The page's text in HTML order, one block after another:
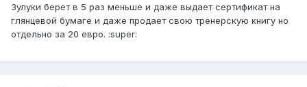
Зулуки берет в 5 раз меньше и даже выдает сертификат на
глянцевой бумаге и даже продает свою тренерскую книгу но
отдельно за 20 евро. :super: